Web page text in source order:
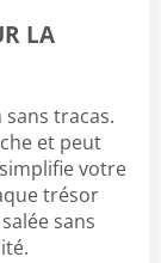
LA
tracas.
et peut
votre
trésor
sans